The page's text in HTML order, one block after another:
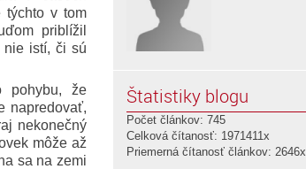
týchto v tom
priblížil
nie istí, či sú
pohybu, že
napredovať,
nekonečný
môže až
sa na zemi
Štatistiky blogu
Počet článkov: 745
Celková čítanosť: 1971411x
Priemerná čítanosť článkov: 2646x